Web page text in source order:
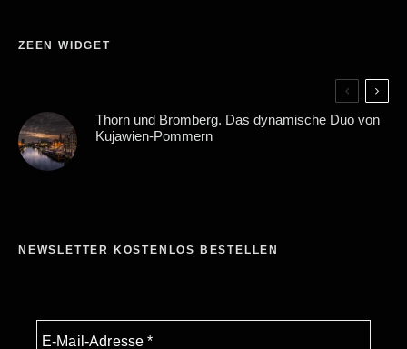
ZEEN WIDGET
Thorn und Bromberg. Das dynamische Duo von
Kujawien-Pommern
NEWSLETTER KOSTENLOS BESTELLEN